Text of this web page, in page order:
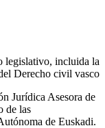
legislativo, incluida la
Derecho civil vasco
Jurídica Asesora de
de las
de Euskadi.